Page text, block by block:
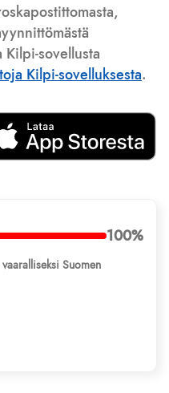
sovellusta
Kilpi-sovelluksesta.
100%
Suomen